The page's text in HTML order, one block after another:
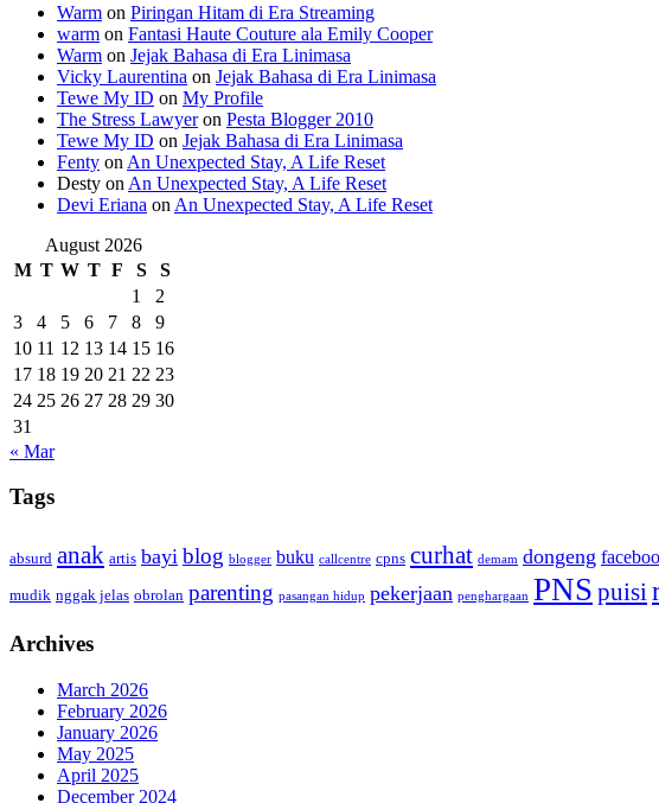
Warm on Piringan Hitam di Era Streaming
warm on Fantasi Haute Couture ala Emily Cooper
Warm on Jejak Bahasa di Era Linimasa
Vicky Laurentina on Jejak Bahasa di Era Linimasa
Tewe My ID on My Profile
The Stress Lawyeron Pesta Blogger 2010
Tewe My ID on Jejak Bahasa di Era Linimasa
Fenty on An Unexpected Stay, A Life Reset
Desty on An Unexpected Stay, A Life Reset
Devi Eriana on An Unexpected Stay, A Life Reset
August 2026
M T W T F S
S
1
2
3
4 5 6 7 8
9
10 11 12 13 14 15 16
17 18 19 20 21 22 23
24 25 26 27 28 29 30
31
« Mar
Tags
absurd anak artis bayi blog blogger buku callcentre cpns curhat demam dongeng
mudik nggak jelas obrolan parenting pasangan hidup pekerjaan penghargaan PNS puisi
Archives
March 2026
February 2026
January 2026
May 2025
April 2025
December 2024